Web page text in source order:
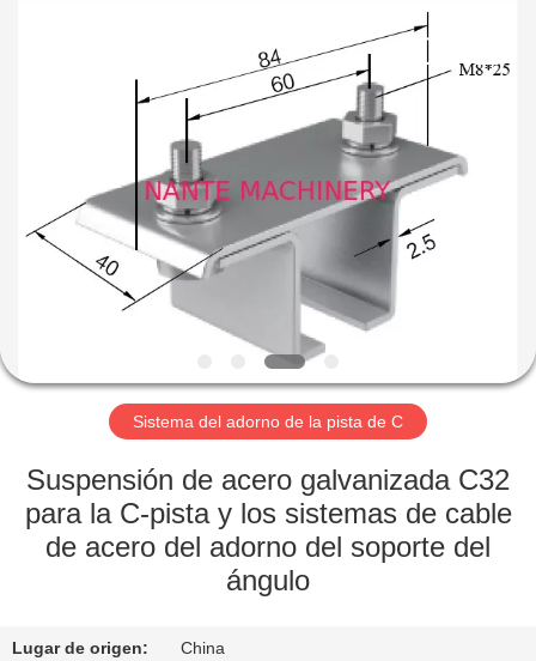
PRODUCTOS
SOBRE
NOSOTROS
VISITA
LA
FÁBRICA
Sistema del adorno de la pista de C
Suspensión de acero galvanizada C32
para la C-pista y los sistemas de cable
de acero del adorno del soporte del
ángulo
Lugar de origen: China